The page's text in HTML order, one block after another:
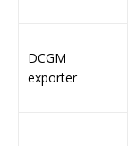
DCGM
exporter